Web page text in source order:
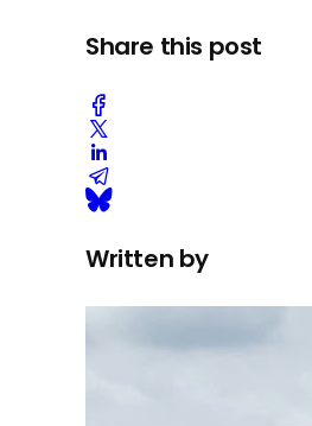
Share this post
Written by